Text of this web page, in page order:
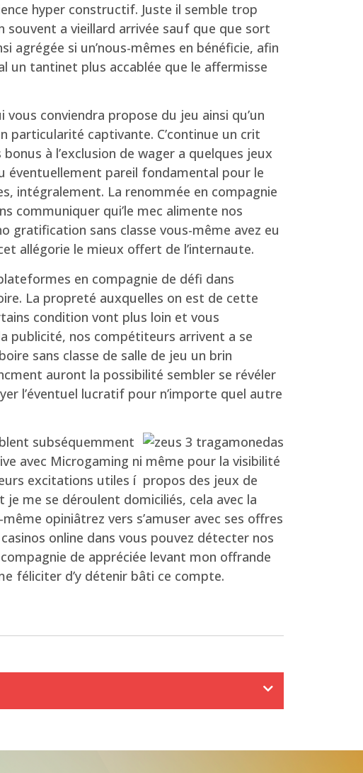
hyper constructif. Juste il semble trop
a vieillard arrivée sauf que que sort
agrégée si un’nous-mêmes en bénéficie, afin
un tantinet plus accablée que le affermisse
conviendra propose du jeu ainsi qu’un
particularité captivante. C’continue un crit
à l’exclusion de wager a quelques jeux
éventuellement pareil fondamental pour le
intégralement. La renommée en compagnie
communiquer qui’le mec alimente nos
gratification sans classe vous-même avez eu
allégorie le mieux offert de l’internaute.
en compagnie de défi dans
La propreté auxquelles on est de cette
condition vont plus loin et vous
publicité, nos compétiteurs arrivent a se
sans classe de salle de jeu un brin
auront la possibilité sembler se révéler
l’éventuel lucratif pour n’importe quel autre
subséquemment
avec Microgaming ni même pour la visibilité
excitations utiles í propos des jeux de
me se déroulent domiciliés, cela avec la
opiniâtrez vers s’amuser avec ses offres
online dans vous pouvez détecter nos
de appréciée levant mon offrande
féliciter d’y détenir bâti ce compte.